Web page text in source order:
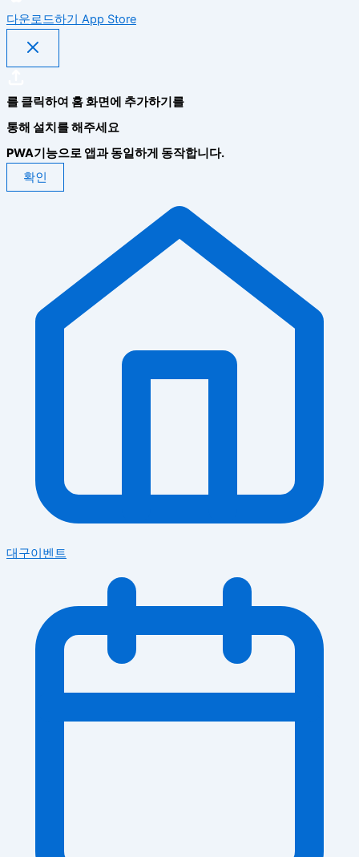
다운로드하기 App Store
를 클릭하여 홈 화면에 추가하기를
통해 설치를 해주세요
PWA기능으로 앱과 동일하게 동작합니다.
확인
대구이벤트